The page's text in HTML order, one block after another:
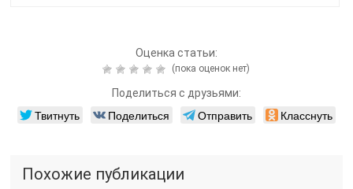
Оценка статьи:
(пока оценок нет)
Поделиться с друзьями:
Твитнуть Поделиться Отправить Класснуть
Похожие публикации